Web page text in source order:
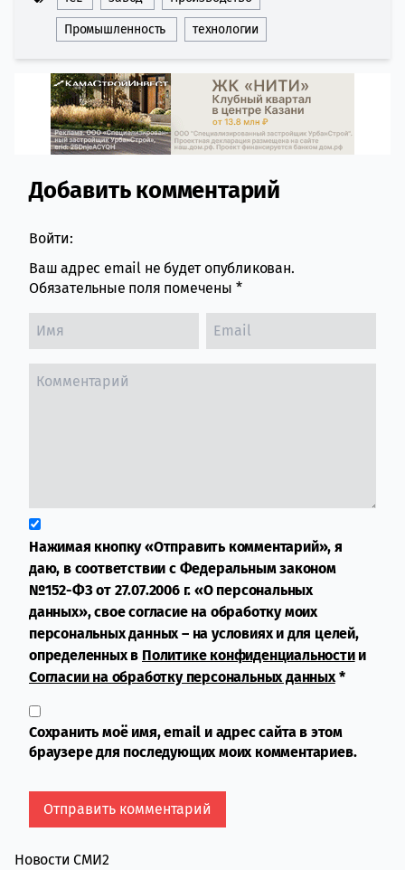
Промышленность технологии
Comment section
Добавить комментарий
Войти:
Ваш адрес email не будет опубликован.
Обязательные поля помечены *
Нажимая кнопку «Отправить комментарий», я
даю, в соответствии с Федеральным законом
№152-ФЗ от 27.07.2006 г. «О персональных
данных», свое согласие на обработку моих
персональных данных – на условиях и для целей,
определенных в Политике конфиденциальностии
Согласии на обработку персональных данных*
Сохранить моё имя, email и адрес сайта в этом
браузере для последующих моих комментариев.
Новости СМИ2